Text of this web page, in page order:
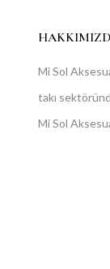
Mi Sol
takı
Mi Sol